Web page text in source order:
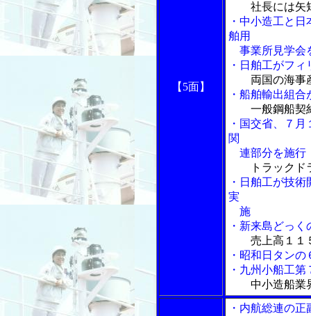
【5面】
社長には矢
・中小造工と
舶用
事業所見学会
・日舶工がフ
両国の海事
・船舶輸出組
一般鋼船契
・国交省、７
関
連部分を施行
トラック
・日舶工が技
実
施
・新来島どっ
売上高１１
・昭和日タン
・九州小船工
中小造船業
・内航総連の